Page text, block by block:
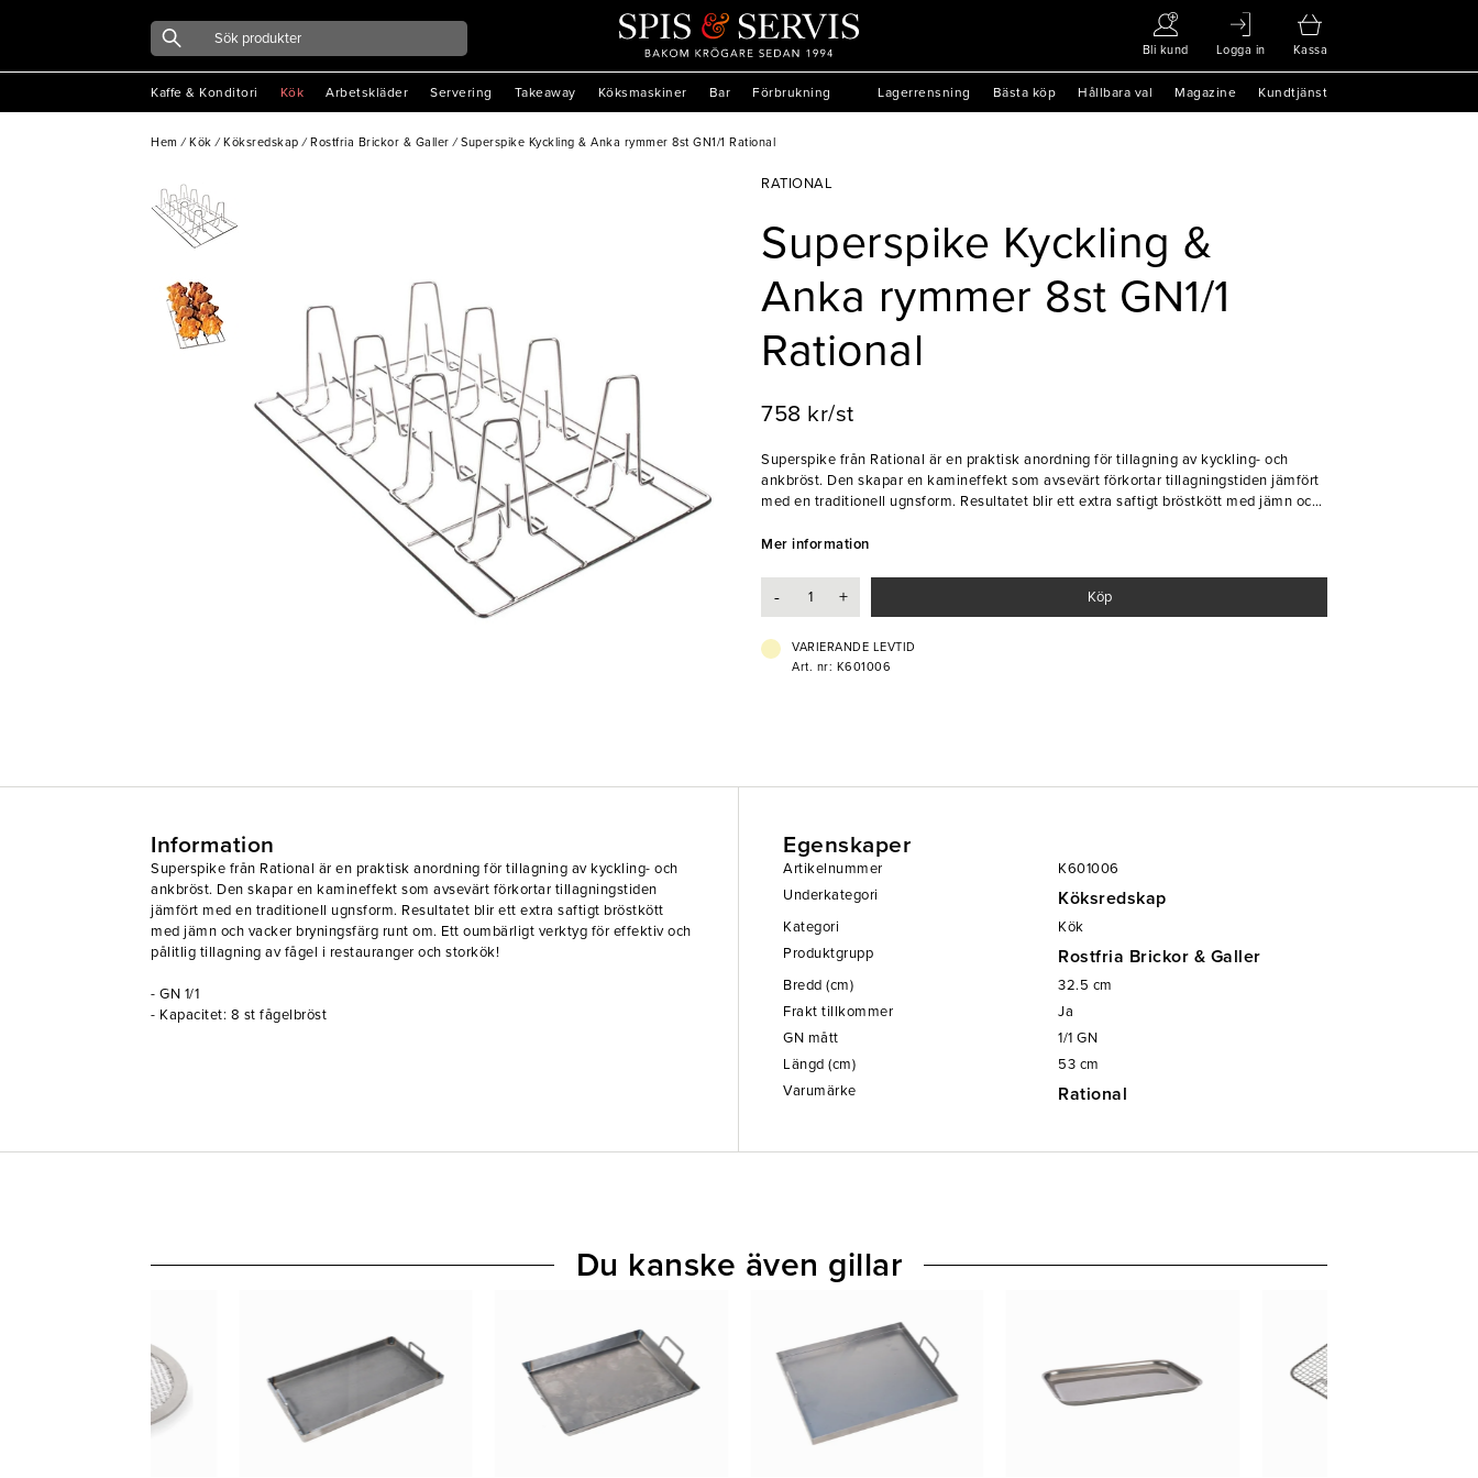
Bli kund Logga in Kassa
Kaffe & Konditori Kök Arbetskläder Servering Takeaway Köksmaskiner Bar Förbrukning Lagerrensning Bästa köp Hållbara val Magazine Kundtjänst
Hem / Kök / Köksredskap / Rostfria Brickor & Galler / Superspike Kyckling & Anka rymmer 8st GN1/1 Rational
RATIONAL
Superspike Kyckling &
Anka rymmer 8st GN1/1
Rational
758 kr/st
Superspike från Rational är en praktisk anordning för tillagning av kyckling- och
ankbröst. Den skapar en kamineffekt som avsevärt förkortar tillagningstiden jämfört
med en traditionell ugnsform. Resultatet blir ett extra saftigt bröstkött med jämn och
av fågel i restauranger och storkök!
- Kapacitet: 8 st fågelbröst
Mer information
- + Köp
VARIERANDE LEVTID
Art. nr: K601006
Information
Superspike från Rational är en praktisk anordning för tillagning av kyckling- och
ankbröst. Den skapar en kamineffekt som avsevärt förkortar tillagningstiden
jämfört med en traditionell ugnsform. Resultatet blir ett extra saftigt bröstkött
med jämn och vacker bryningsfärg runt om. Ett oumbärligt verktyg för effektiv och
pålitlig tillagning av fågel i restauranger och storkök!
- GN 1/1
- Kapacitet: 8 st fågelbröst
Egenskaper
Artikelnummer
K601006
Underkategori
Köksredskap
Kategori
Kök
Produktgrupp
Rostfria Brickor & Galler
Bredd (cm) 32.5 cm
Frakt tillkommer
Ja
GN mått
1/1 GN
Längd (cm)
53 cm
Varumärke
Rational
Du kanske även gillar